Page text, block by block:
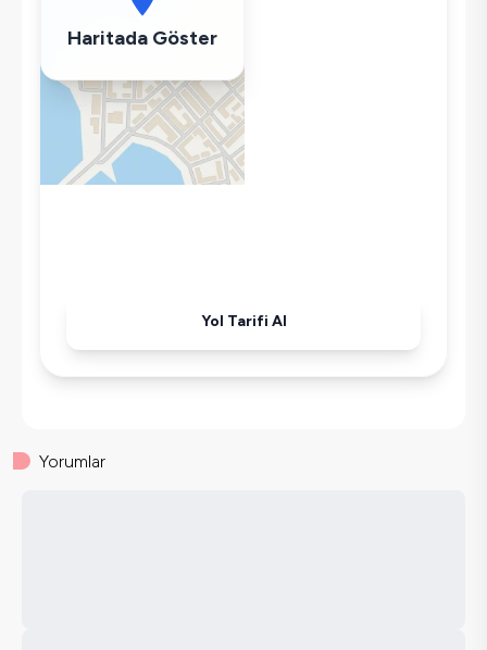
Buzdolabı
Klima
Wifi / İnternet
Tost Makinesi
Haritada Göster
Yol Tarifi Al
Yorumlar